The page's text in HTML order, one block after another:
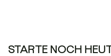
STARTE NOCH